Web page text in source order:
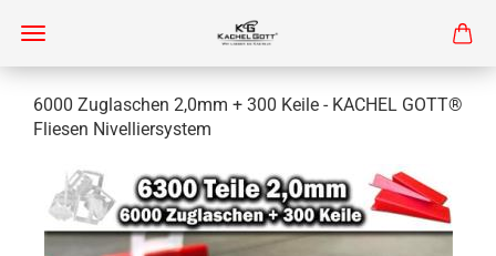
6000 Zuglaschen 2,0mm + 300 Keile - KACHEL GOTT®
Fliesen Nivelliersystem